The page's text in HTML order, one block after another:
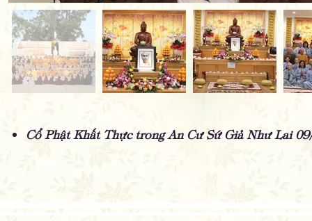
Cổ Phật Khất Thực trong An Cư Sứ Giả Như Lai